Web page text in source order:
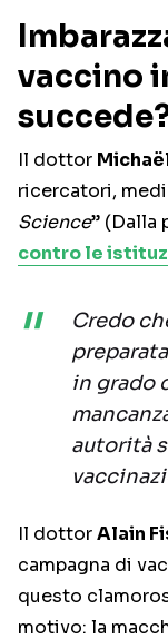
vaccino
Il dottor
ricercatori,
Science” (Dalla
contro le
Credo
in grado
autorità
Il dottorAlain
campagna di
questo
motivo: la